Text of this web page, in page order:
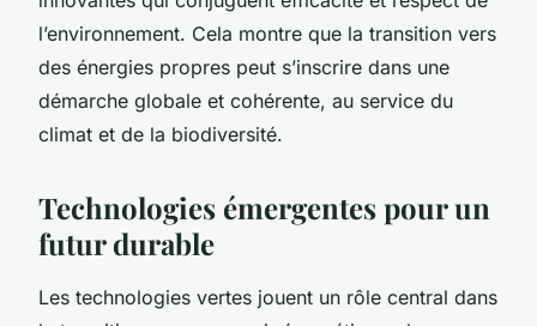
l’environnement. Cela montre que la transition vers
des énergies propres peut s’inscrire dans une
démarche globale et cohérente, au service du
climat et de la biodiversité.
Technologies émergentes pour un
futur durable
Les technologies vertes jouent un rôle central dans